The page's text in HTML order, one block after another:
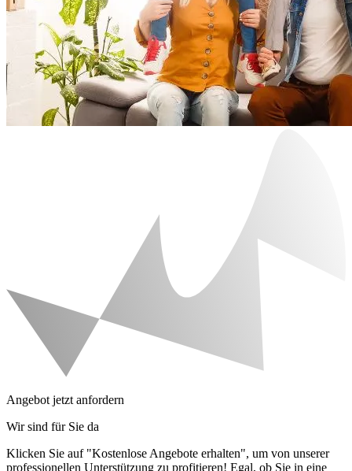
Angebot jetzt anfordern
Wir sind für Sie da
Klicken Sie auf "Kostenlose Angebote erhalten", um von unserer
professionellen Unterstützung zu profitieren! Egal, ob Sie in eine